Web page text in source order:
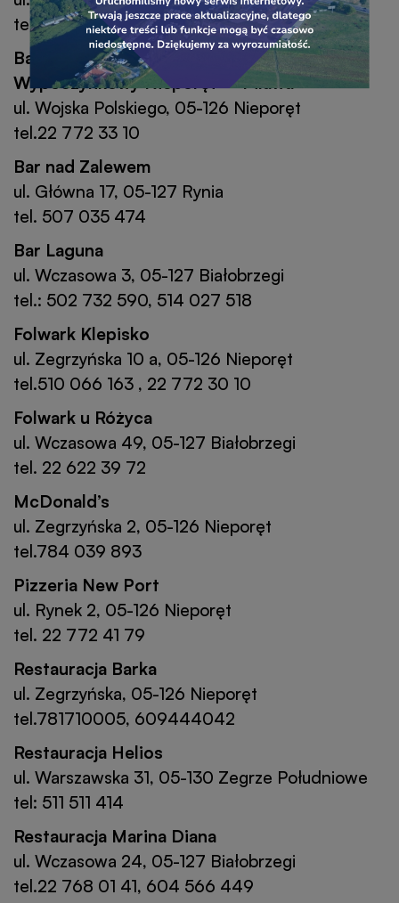
tel.22 774 81 61
Bar U Bosmana Kompleks Rekreacyjno –
Wypoczynkowy Nieporęt – Pilawa
ul. Wojska Polskiego, 05-126 Nieporęt
tel.22 772 33 10
Bar nad Zalewem
ul. Główna 17, 05-127 Rynia
tel. 507 035 474
Bar Laguna
ul. Wczasowa 3, 05-127 Białobrzegi
tel.: 502 732 590, 514 027 518
Folwark Klepisko
ul. Zegrzyńska 10 a, 05-126 Nieporęt
tel.510 066 163 , 22 772 30 10
Folwark u Różyca
ul. Wczasowa 49, 05-127 Białobrzegi
tel. 22 622 39 72
McDonald’s
ul. Zegrzyńska 2, 05-126 Nieporęt
tel.784 039 893
Pizzeria New Port
ul. Rynek 2, 05-126 Nieporęt
tel. 22 772 41 79
Restauracja Barka
ul. Zegrzyńska, 05-126 Nieporęt
tel.781710005, 609444042
Restauracja Helios
ul. Warszawska 31, 05-130 Zegrze Południowe
tel: 511 511 414
Restauracja Marina Diana
ul. Wczasowa 24, 05-127 Białobrzegi
tel.22 768 01 41, 604 566 449